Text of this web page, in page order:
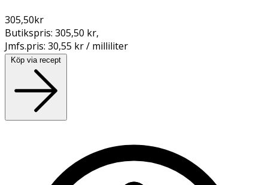
305,50kr
Butikspris: 305,50 kr,
Jmfs.pris: 30,55 kr / milliliter
Köp via recept